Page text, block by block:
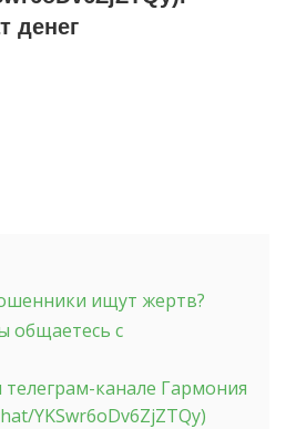
денег
ищут жертв?
общаетесь с
канале Гармония
YKSwr6oDv6ZjZTQy)